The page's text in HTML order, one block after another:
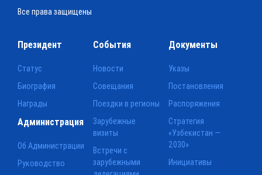
Все права защищены
Президент
Статус
Биография
Награды
События
Новости
Совещания
Поездки в регионы
Зарубежные
визиты
Встречи с
зарубежными
Документы
Указы
Постановления
Распоряжения
Стратегия
«Узбекистан —
2030»
Инициативы
Администрация
Об Администрации
Руководство